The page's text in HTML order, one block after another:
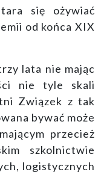
się ożywiać
od końca XIX
lata nie mając
nie tyle skali
Związek z tak
bywać może
przecież
szkolnictwie
logistycznych